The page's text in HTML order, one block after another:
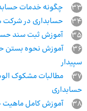
33
چگونه خدمات
34
حسابداری در شرکت
35
آموزش ثبت سند
36
آموزش نحوه بستن
سپیدار
37
مطالبات مشکوک
حسابداری
38
آموزش کامل ماهیت